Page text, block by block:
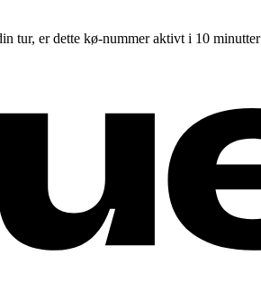
tur, er dette kø-nummer aktivt i 10 minutter